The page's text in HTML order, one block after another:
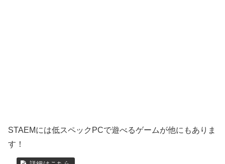
STAEMには低スペックPCで遊べるゲームが他にもありま
す！